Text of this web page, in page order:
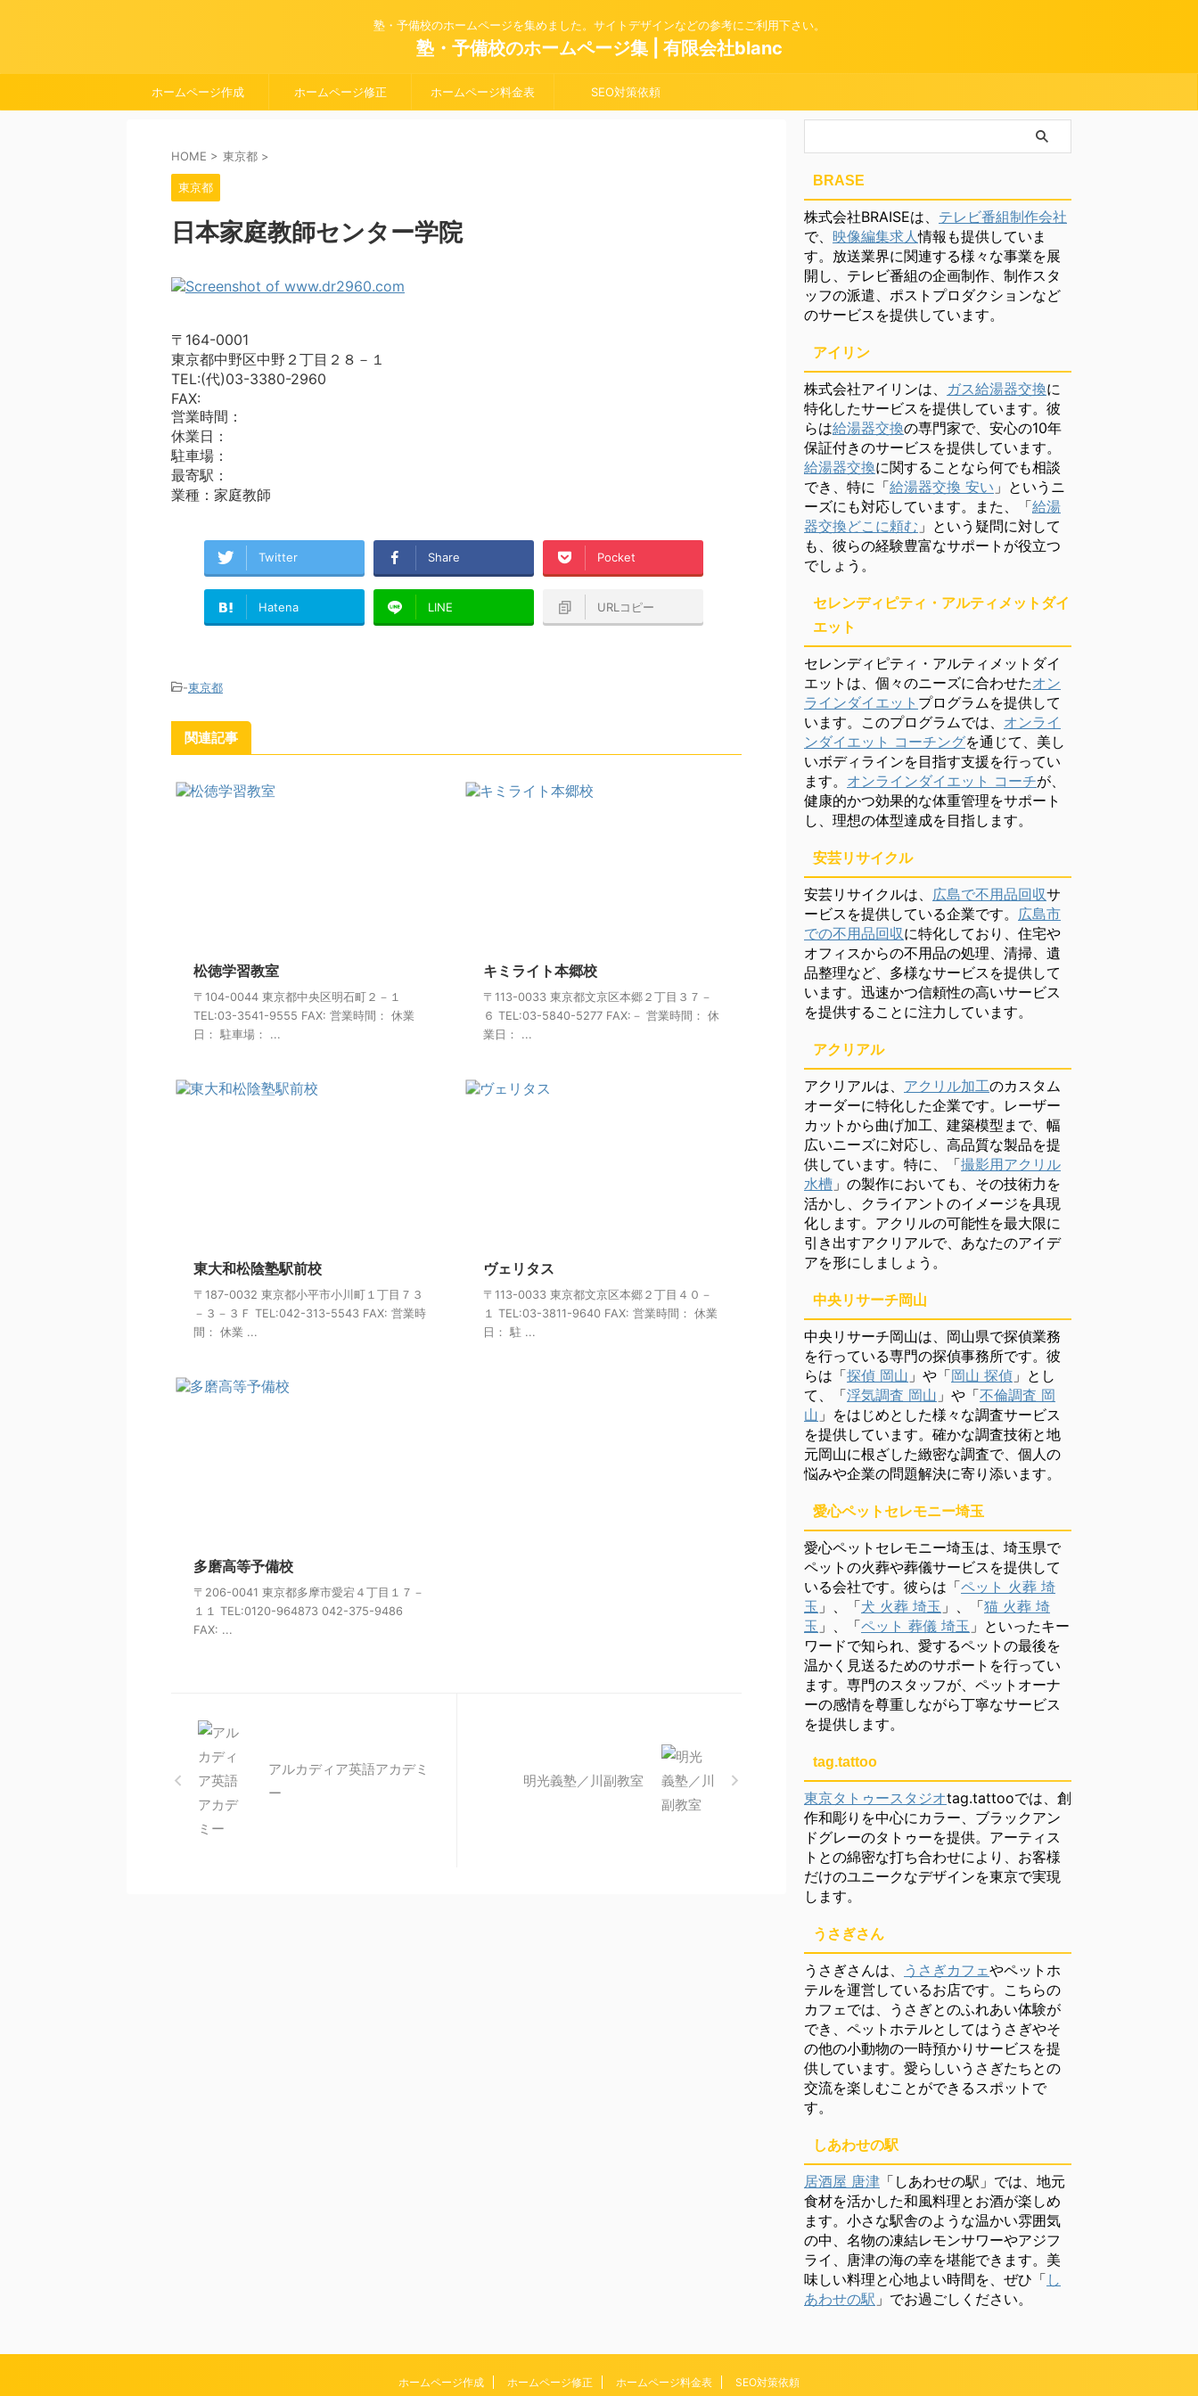
塾・予備校のホームページを集めました。サイトデザインなどの参考にご利用下さい。
塾・予備校のホームページ集 | 有限会社blanc
ホームページ作成 ホームページ修正 ホームページ料金表 SEO対策依頼
HOME > 東京都 >
東京都
日本家庭教師センター学院
〒164-0001
東京都中野区中野２丁目２８－１
TEL:(代)03-3380-2960
FAX:
営業時間：
休業日：
駐車場：
最寄駅：
業種：家庭教師
Twitter Share Pocket
Hatena LINE URLコピー
-東京都
関連記事
松徳学習教室
〒104-0044 東京都中央区明石町２－１
TEL:03-3541-9555 FAX: 営業時間： 休業
日： 駐車場： ...
キミライト本郷校
〒113-0033 東京都文京区本郷２丁目３７－
６ TEL:03-5840-5277 FAX:－ 営業時間： 休
業日： ...
東大和松陰塾駅前校
〒187-0032 東京都小平市小川町１丁目７３
－３－３Ｆ TEL:042-313-5543 FAX: 営業時
間： 休業 ...
ヴェリタス
〒113-0033 東京都文京区本郷２丁目４０－
１ TEL:03-3811-9640 FAX: 営業時間： 休業
日： 駐 ...
多磨高等予備校
〒206-0041 東京都多摩市愛宕４丁目１７－
１１ TEL:0120-964873 042-375-9486
FAX: ...
アルカディア英語アカデミ
ー
明光義塾／川副教室
BRASE
株式会社BRAISEは、 テレビ番組制作会社
で、 映像編集求人情報も提供していま
す。放送業界に関連する様々な事業を展
開し、テレビ番組の企画制作、制作スタ
ッフの派遣、ポストプロダクションなど
のサービスを提供しています。
アイリン
株式会社アイリンは、 ガス給湯器交換に
特化したサービスを提供しています。彼
らは給湯器交換の専門家で、安心の10年
保証付きのサービスを提供しています。
給湯器交換に関することなら何でも相談
でき、特に「給湯器交換 安い 」というニ
ーズにも対応しています。また、「給湯
器交換どこに頼む 」という疑問に対して
も、彼らの経験豊富なサポートが役立つ
でしょう。
セレンディピティ・アルティメットダイ
エット
セレンディピティ・アルティメットダイ
エットは、個々のニーズに合わせたオン
ラインダイエット プログラムを提供して
います。このプログラムでは、 オンライ
ンダイエット コーチングを通じて、美し
いボディラインを目指す支援を行ってい
ます。 オンラインダイエット コーチが、
健康的かつ効果的な体重管理をサポート
し、理想の体型達成を目指します。
安芸リサイクル
安芸リサイクルは、 広島で不用品回収サ
ービスを提供している企業です。 広島市
での不用品回収に特化しており、住宅や
オフィスからの不用品の処理、清掃、遺
品整理など、多様なサービスを提供して
います。迅速かつ信頼性の高いサービス
を提供することに注力しています。
アクリアル
アクリアルは、 アクリル加工のカスタム
オーダーに特化した企業です。レーザー
カットから曲げ加工、建築模型まで、幅
広いニーズに対応し、高品質な製品を提
供しています。特に、「撮影用アクリル
水槽 」の製作においても、その技術力を
活かし、クライアントのイメージを具現
化します。アクリルの可能性を最大限に
引き出すアクリアルで、あなたのアイデ
アを形にしましょう。
中央リサーチ岡山
中央リサーチ岡山は、岡山県で探偵業務
を行っている専門の探偵事務所です。彼
らは「探偵 岡山 」や「岡山 探偵 」とし
て、「浮気調査 岡山 」や「不倫調査 岡
山 」をはじめとした様々な調査サービス
を提供しています。確かな調査技術と地
元岡山に根ざした緻密な調査で、個人の
悩みや企業の問題解決に寄り添います。
愛心ペットセレモニー埼玉
愛心ペットセレモニー埼玉は、埼玉県で
ペットの火葬や葬儀サービスを提供して
いる会社です。彼らは「ペット 火葬 埼
玉 」、「犬 火葬 埼玉 」、「猫 火葬 埼
玉 」、「ペット 葬儀 埼玉 」といったキー
ワードで知られ、愛するペットの最後を
温かく見送るためのサポートを行ってい
ます。専門のスタッフが、ペットオーナ
ーの感情を尊重しながら丁寧なサービス
を提供します。
tag.tattoo
東京タトゥースタジオtag.tattooでは、創
作和彫りを中心にカラー、ブラックアン
ドグレーのタトゥーを提供。アーティス
トとの綿密な打ち合わせにより、お客様
だけのユニークなデザインを東京で実現
します。
うさぎさん
うさぎさんは、 うさぎカフェやペットホ
テルを運営しているお店です。こちらの
カフェでは、うさぎとのふれあい体験が
でき、ペットホテルとしてはうさぎやそ
の他の小動物の一時預かりサービスを提
供しています。愛らしいうさぎたちとの
交流を楽しむことができるスポットで
す。
しあわせの駅
居酒屋 唐津 「しあわせの駅」では、地元
食材を活かした和風料理とお酒が楽しめ
ます。小さな駅舎のような温かい雰囲気
の中、名物の凍結レモンサワーやアジフ
ライ、唐津の海の幸を堪能できます。美
味しい料理と心地よい時間を、ぜひ「 し
あわせの駅 」でお過ごしください。
ホームページ作成 ホームページ修正 ホームページ料金表 SEO対策依頼